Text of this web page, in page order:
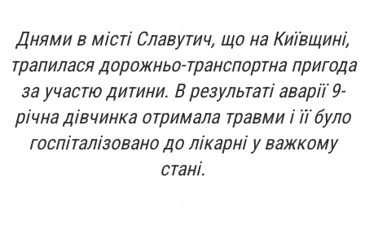
Днями в місті Славутич, що на Київщині,
трапилася дорожньо-транспортна пригода
за участю дитини. В результаті аварії 9-
річна дівчинка отримала травми і її було
госпіталізовано до лікарні у важкому
стані.